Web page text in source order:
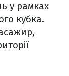
у рамках
кубка.